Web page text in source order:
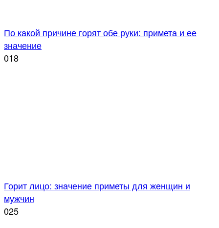
По какой причине горят обе руки: примета и ее
значение
018
Горит лицо: значение приметы для женщин и
мужчин
025